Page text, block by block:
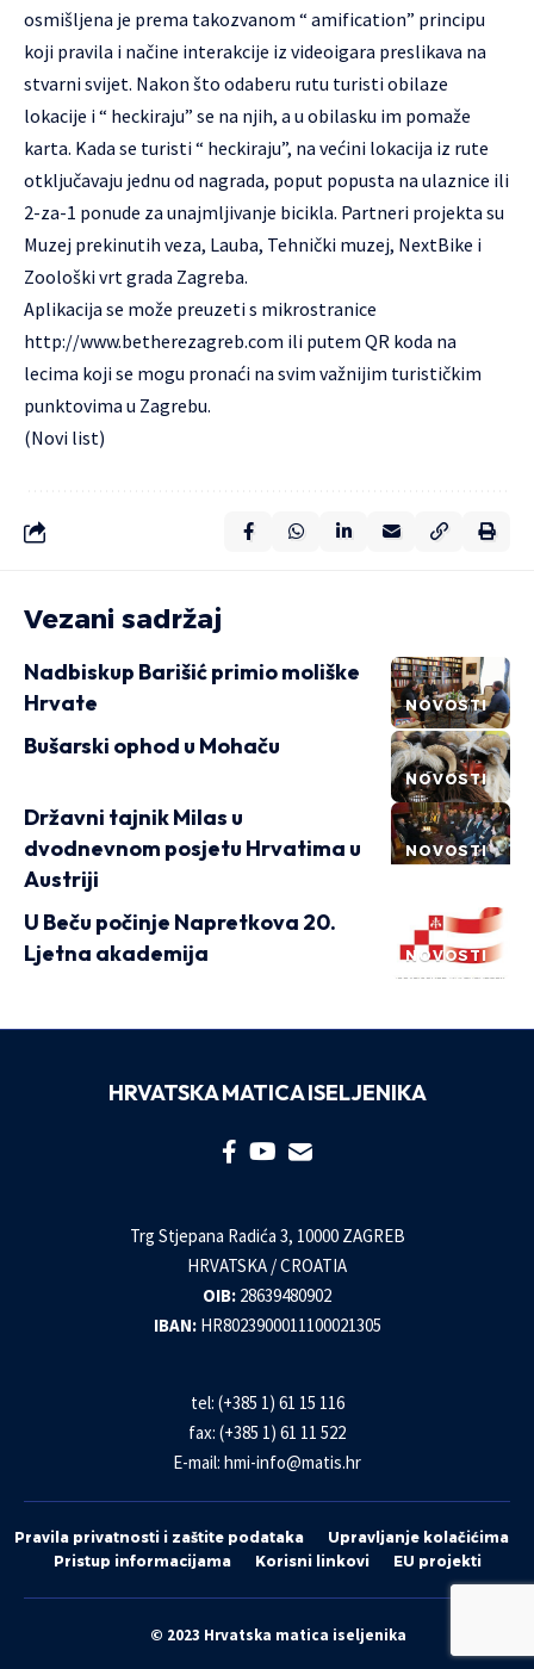
osmišljena je prema takozvanom “ amification” principu
koji pravila i načine interakcije iz videoigara preslikava na
stvarni svijet. Nakon što odaberu rutu turisti obilaze
lokacije i “ heckiraju” se na njih, a u obilasku im pomaže
karta. Kada se turisti “ heckiraju”, na većini lokacija iz rute
otključavaju jednu od nagrada, poput popusta na ulaznice ili
2-za-1 ponude za unajmljivanje bicikla. Partneri projekta su
Muzej prekinutih veza, Lauba, Tehnički muzej, NextBike i
Zoološki vrt grada Zagreba.
Aplikacija se može preuzeti s mikrostranice
http://www.betherezagreb.com ili putem QR koda na
lecima koji se mogu pronaći na svim važnijim turističkim
punktovima u Zagrebu.
(Novi list)
Vezani sadržaj
NOVOSTI
Nadbiskup Barišić primio moliške
Hrvate
NOVOSTI
Bušarski ophod u Mohaču
NOVOSTI
Državni tajnik Milas u
dvodnevnom posjetu Hrvatima u
Austriji
NOVOSTI
U Beču počinje Napretkova 20.
Ljetna akademija
HRVATSKA MATICA ISELJENIKA
Trg Stjepana Radića 3, 10000 ZAGREB
HRVATSKA / CROATIA
OIB: 28639480902
IBAN: HR8023900011100021305
tel: (+385 1) 61 15 116
fax: (+385 1) 61 11 522
E-mail: hmi-info@matis.hr
Pravila privatnosti i zaštite podataka
Upravljanje kolačićima
Pristup informacijama
Korisni linkovi EU projekti
© 2023 Hrvatska matica iseljenika